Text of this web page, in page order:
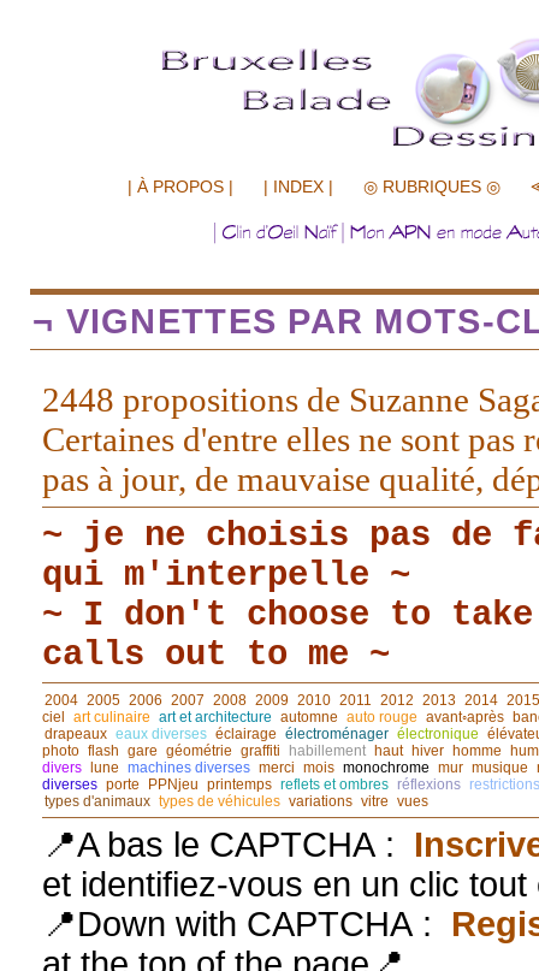
| À PROPOS | | INDEX | ◎ RUBRIQUES ◎
¬ VIGNETTES PAR MOTS-
2448 propositions de Suzanne
Certaines d'entre elles ne sont pas
pas à jour, de mauvaise qualité,
~ je ne choisis pas de
qui m'interpelle ~
~ I don't choose to
calls out to me ~
2004 2005 2006 2007 2008 2009 2010 2011 2012 2013 2014 2015
ciel art culinaire art et architecture automne auto rouge avant◦après
drapeaux eaux diverses éclairage électroménager électronique
photo flash gare géométrie graffiti habillement haut hiver homme
divers lune machines diverses merci mois monochrome mur musique
diverses porte PPNjeu printemps reflets et ombres réflexions restrictions
types d'animaux types de véhicules variations vitre vues
📍A bas le CAPTCHA :
et identifiez-vous en un clic
📍Down with CAPTCHA :